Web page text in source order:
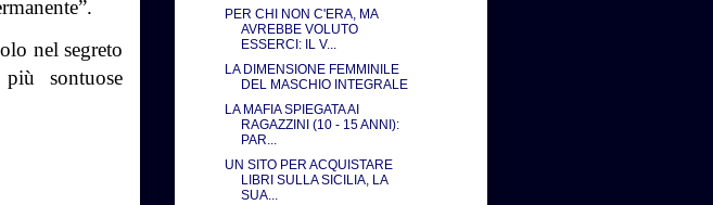
nel segreto
sontuose
PER CHI NON C'ERA, MA
AVREBBE VOLUTO
ESSERCI: IL V...
LA DIMENSIONE FEMMINILE
DEL MASCHIO INTEGRALE
LA MAFIA SPIEGATA AI
RAGAZZINI (10 - 15 ANNI):
PAR...
UN SITO PER ACQUISTARE
LIBRI SULLA SICILIA, LA
SUA...